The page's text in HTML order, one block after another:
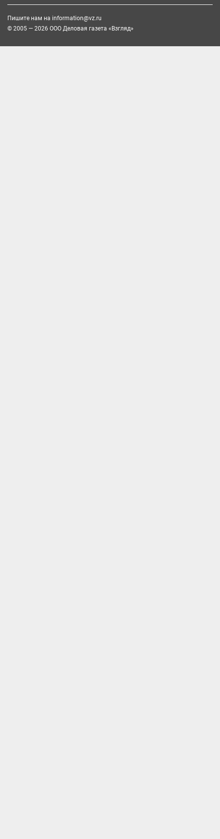
Пишите нам на information@vz.ru
© 2005 — 2026 ООО Деловая газета «Взгляд»